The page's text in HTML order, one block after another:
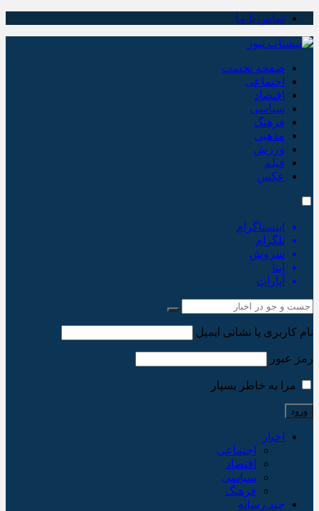
تماس با ما
صفحه نخست
اجتماعی
اقتصاد
سیاسی
فرهنگ
مذهبی
ورزش
فیلم
عکس
اینستاگرام
تلگرام
سروش
ایتا
آپارات
نام کاربری یا نشانی ایمیل
رمز عبور
مرا به خاطر بسپار
اخبار
اجتماعی
اقتصاد
سیاسی
فرهنگ
چند رسانه